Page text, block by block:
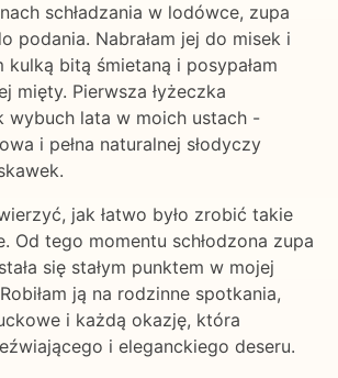
schładzania w lodówce, zupa
podania. Nabrałam jej do misek i
kulką bitą śmietaną i posypałam
mięty. Pierwsza łyżeczka
wybuch lata w moich ustach -
i pełna naturalnej słodyczy
jak łatwo było zrobić takie
Od tego momentu schłodzona zupa
się stałym punktem w mojej
ją na rodzinne spotkania,
i każdą okazję, która
i eleganckiego deseru.